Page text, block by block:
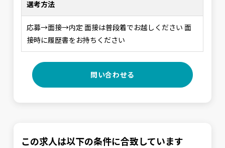
選考方法
応募→面接→内定 面接は普段着でお越しください 面
接時に履歴書をお持ちください
問い合わせる
この求人は以下の条件に合致しています